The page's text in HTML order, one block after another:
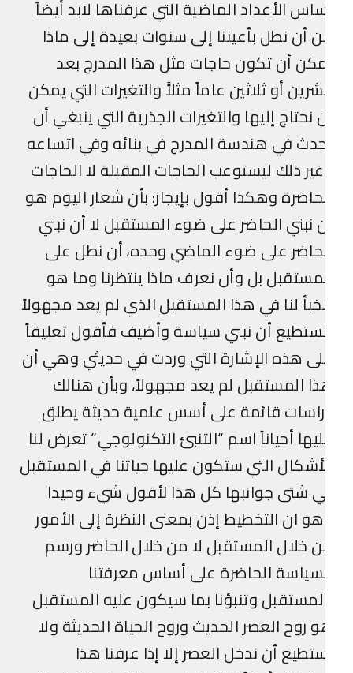
الأعداد الماضية التي عرفناها لابد أيضاً
أن نطل بأعيننا إلى سنوات بعيدة إلى ماذا
أن تكون حاجات مثل هذا المدرج بعد
أو ثلاثين عاماً مثلاًَ والتغيرات التي يمكن
نحتاج إليها والتغيرات الجذرية التي ينبغي أن
في هندسة المدرج في بنائه وفي اتساعه
ذلك ليستوعب الحاجات المقبلة لا الحاجات
وهكذا أقول بإيجاز: بأن شعار اليوم هو
نبني الحاضر على ضوء المستقبل لا أن نبني
على ضوء الماضي وحده، أن نطل على
بل وأن نعرف ماذا ينتظرنا وما هو
لنا في هذا المستقبل الذي لم يعد مجهولاً
أن نبني سياسة وأضيف فأقول تعليقاً
هذه الإشارة التي وردت في حديثي وهي أن
المستقبل لم يعد مجهولاً، وبأن هنالك
قائمة على أسس علمية حديثة يطلق
أحياناً اسم “التنبئ التكنولوجي” تعرض لنا
التي ستكون عليها حياتنا في المستقبل
شتى جوانبها كل هذا لأقول شيء وحيدا
ان التخطيط إذن بمعنى النظرة إلى الأمور
خلال المستقبل لا من خلال الحاضر ورسم
الحاضرة على أساس معرفتنا
وتنبؤنا بما سيكون عليه المستقبل
روح العصر الحديث وروح الحياة الحديثة ولا
أن ندخل العصر إلا إذا عرفنا هذا